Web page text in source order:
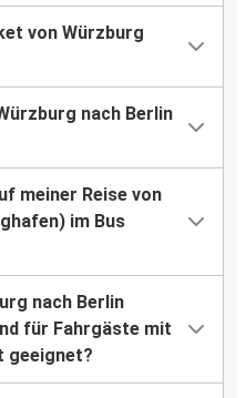
von Würzburg
nach Berlin
meiner Reise von
im Bus
nach Berlin
für Fahrgäste mit
geeignet?